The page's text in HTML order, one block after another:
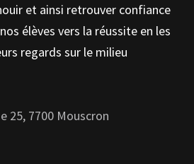
et ainsi retrouver confiance
élèves vers la réussite en les
regards sur le milieu
25, 7700 Mouscron